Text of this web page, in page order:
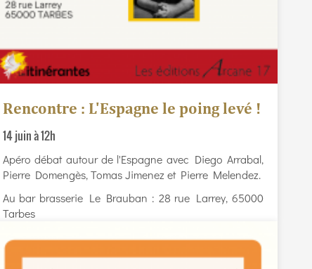
Rencontre : L'Espagne le poing levé !
14 juin à 12h
Apéro débat autour de l'Espagne avec Diego Arrabal,
Pierre Domengès, Tomas Jimenez et Pierre Melendez.
Au bar brasserie Le Brauban : 28 rue Larrey, 65000
Tarbes